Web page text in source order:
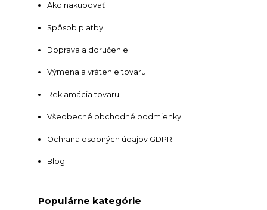
Ako nakupovať
Spôsob platby
Doprava a doručenie
Výmena a vrátenie tovaru
Reklamácia tovaru
Všeobecné obchodné podmienky
Ochrana osobných údajov GDPR
Blog
Populárne kategórie